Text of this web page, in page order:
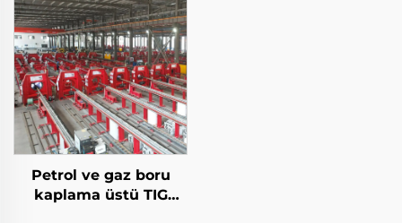
Petrol ve gaz boru
kaplama üstü TIG